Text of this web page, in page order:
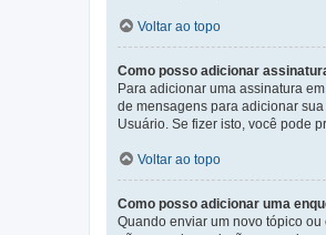
Voltar ao topo
Como posso adicionar
Para adicionar uma assinatura
de mensagens para adicionar
Usuário. Se fizer isto, você pode
Voltar ao topo
Como posso adicionar uma
Quando enviar um novo tópico